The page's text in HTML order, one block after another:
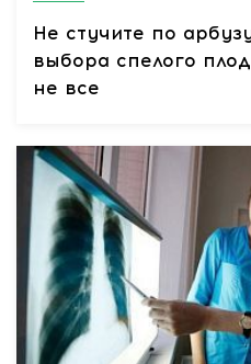
Не стучите по
выбора спелого
не все